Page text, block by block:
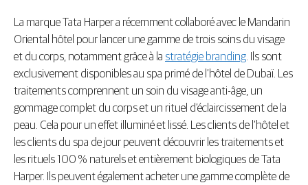
La marque Tata Harper a récemment collaboré avec le Mandarin
Oriental hôtel pour lancer une gamme de trois soins du visage
et du corps, notamment grâce à la stratégie branding. Ils sont
exclusivement disponibles au spa primé de l’hôtel de Dubaï. Les
traitements comprennent un soin du visage anti-âge, un
gommage complet du corps et un rituel d’éclaircissement de la
peau. Cela pour un effet illuminé et lissé. Les clients de l’hôtel et
les clients du spa de jour peuvent découvrir les traitements et
les rituels 100 % naturels et entièrement biologiques de Tata
Harper. Ils peuvent également acheter une gamme complète de